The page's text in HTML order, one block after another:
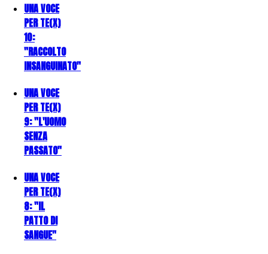
UNA VOCE
PER TE(X)
10:
"RACCOLTO
INSANGUINATO"
UNA VOCE
PER TE(X)
9: "L'UOMO
SENZA
PASSATO"
UNA VOCE
PER TE(X)
8: "IL
PATTO DI
SANGUE"